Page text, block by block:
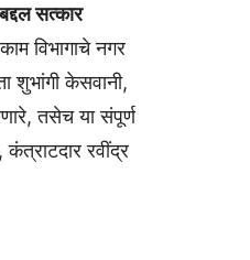
सत्कार
विभागाचे नगर
शुभांगी केसवानी,
तसेच या संपूर्ण
रवींद्र